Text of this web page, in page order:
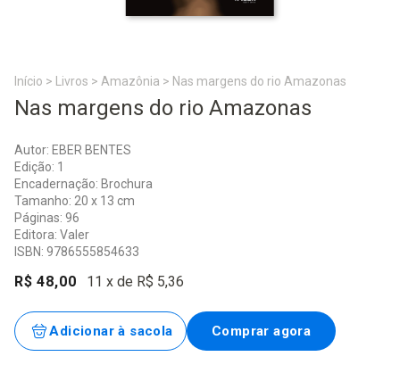
Início > Livros > Amazônia > Nas margens do rio Amazonas
Nas margens do rio Amazonas
Autor: EBER BENTES
Edição: 1
Encadernação: Brochura
Tamanho: 20 x 13 cm
Páginas: 96
Editora: Valer
ISBN: 9786555854633
R$ 48,00 11 x de R$ 5,36